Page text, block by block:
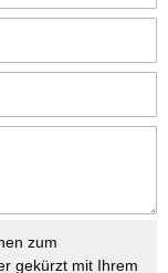
zum
gekürzt mit Ihrem